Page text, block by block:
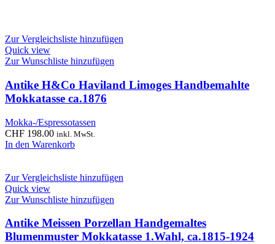
Zur Vergleichsliste hinzufügen
Quick view
Zur Wunschliste hinzufügen
Antike H&Co Haviland Limoges Handbemahlte
Mokkatasse ca.1876
Mokka-/Espressotassen
CHF 198.00 inkl. MwSt.
In den Warenkorb
Zur Vergleichsliste hinzufügen
Quick view
Zur Wunschliste hinzufügen
Antike Meissen Porzellan Handgemaltes
Blumenmuster Mokkatasse 1.Wahl, ca.1815-1924